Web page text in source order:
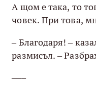
А щом е така, то
човек. При това,
– Благодаря! –
размисъл. –
–––